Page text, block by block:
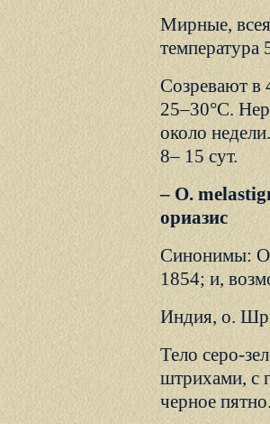
Мирные,
температура
Созревают в
25–30°С.
около
8– 15 сут.
– О.
ориазис
Синонимы:
1854; и,
Индия, о.
Тело серо-
штрихами, с
черное